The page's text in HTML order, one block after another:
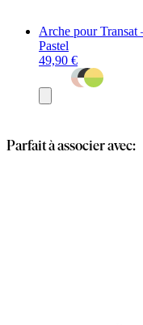
Arche pour Transat
Pastel
49,90 €
au
Parfait à associer avec: